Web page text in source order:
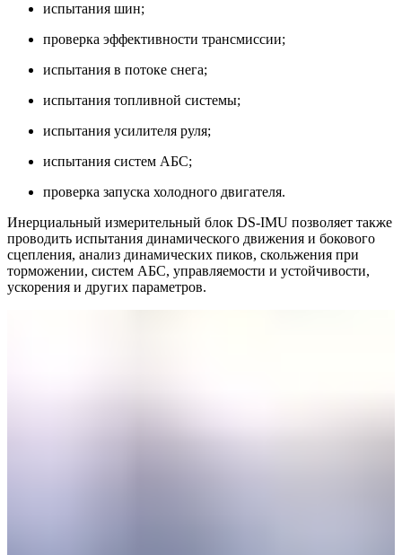
испытания шин;
проверка эффективности трансмиссии;
испытания в потоке снега;
испытания топливной системы;
испытания усилителя руля;
испытания систем АБС;
проверка запуска холодного двигателя.
Инерциальный измерительный блок DS-IMU позволяет также
проводить испытания динамического движения и бокового
сцепления, анализ динамических пиков, скольжения при
торможении, систем АБС, управляемости и устойчивости,
ускорения и других параметров.